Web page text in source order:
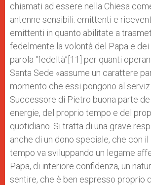
chiamati ad essere nella Chiesa
antenne sensibili: emittenti e
emittenti in quanto abilitate a
fedelmente la volontà del Papa e dei
parola “fedeltà”[11] per quanti
Santa Sede «assume un carattere
momento che essi pongono al
Successore di Pietro buona parte
energie, del proprio tempo e del
quotidiano. Si tratta di una grave
anche di un dono speciale, che con il
tempo va sviluppando un legame
Papa, di interiore confidenza, un
sentire, che è ben espresso proprio